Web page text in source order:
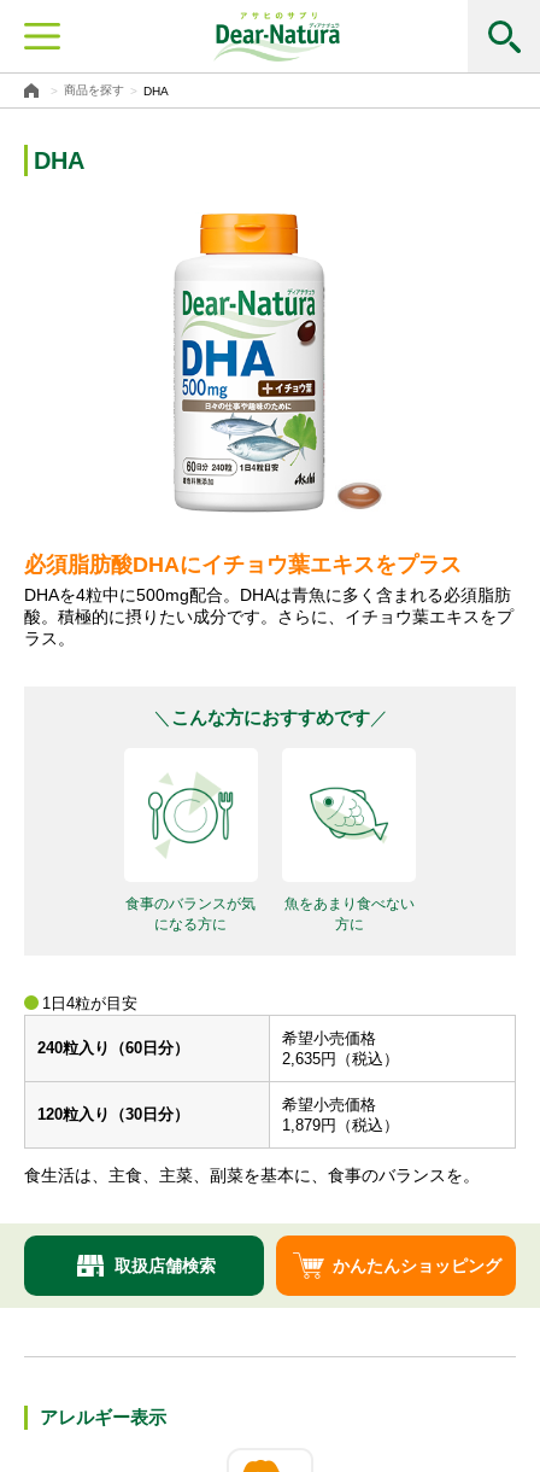
商品を探す DHA
DHA
必須脂肪酸DHAにイチョウ葉エキスをプラス
DHAを4粒中に500mg配合。DHAは青魚に多く含まれる必須脂肪
酸。積極的に摂りたい成分です。さらに、イチョウ葉エキスをプ
ラス。
こんな方におすすめです
食事のバランスが気
になる方に
魚をあまり食べない
方に
1日4粒が目安
240粒入り（60日分）
希望⼩売価格
2,635円（税込）
120粒入り（30日分）
希望⼩売価格
1,879円（税込）
⾷⽣活は、主⾷、主菜、副菜を基本に、⾷事のバランスを。
取扱店舗検索 かんたんショッピング
アレルギー表⽰